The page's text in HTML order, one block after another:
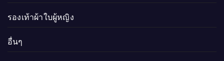
รองเท้าผ้าใบผู้หญิง
อื่นๆ